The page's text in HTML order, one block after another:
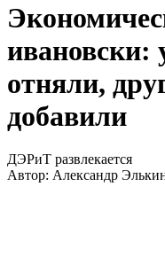
отняли,
добавили
ДЭРиТ развлекается
Автор: Александр